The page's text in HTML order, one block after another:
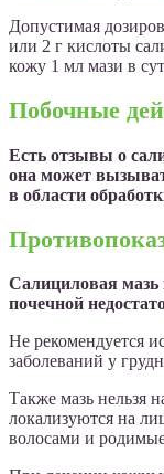
Допустимая
или 2 г кислоты
кожу 1 мл мази в
Побочные
Есть отзывы о
она может
в области
Салициловая мазь
почечной
Не рекомендуется
заболеваний у
Также мазь нельзя
локализуются на
волосами и